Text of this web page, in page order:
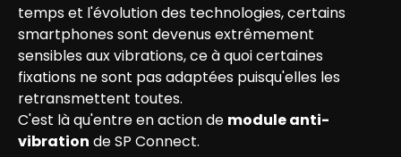
temps et l'évolution des technologies, certains
smartphones sont devenus extrêmement
sensibles aux vibrations, ce à quoi certaines
fixations ne sont pas adaptées puisqu'elles les
retransmettent toutes.
C'est là qu'entre en action de module anti-
vibration de SP Connect.